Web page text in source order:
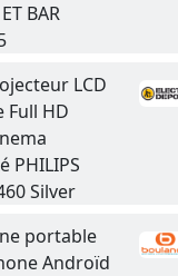
BAR
LCD
Full HD
PHILIPS
Silver
portable
Androïd